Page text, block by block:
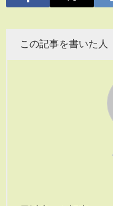
この記事を書いた人